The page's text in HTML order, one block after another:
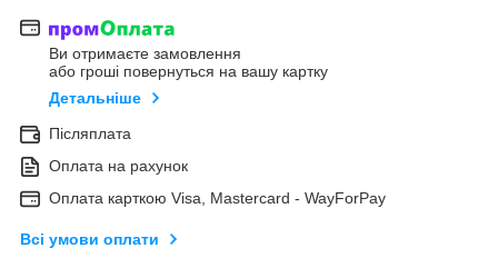
Ви отримаєте замовлення
або гроші повернуться на вашу картку
Детальніше
Післяплата
Оплата на рахунок
Оплата карткою Visa, Mastercard - WayForPay
Всі умови оплати